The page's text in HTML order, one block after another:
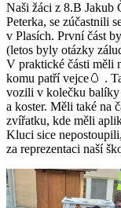
Naši žáci z 8.B Jakub
Peterka, se zúčastnili
v Plasích. První část
(letos byly otázky
V praktické části měli
komu patří vejce🥚 .
vozili v kolečku
a koster. Měli také na
zvířatku, kde měli
Kluci sice
za reprezentaci naší